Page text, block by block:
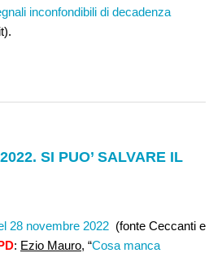
inconfondibili di decadenza
SI PUO’ SALVARE IL
28 novembre 2022 (fonte Ceccanti e
: Ezio Mauro, “Cosa manca